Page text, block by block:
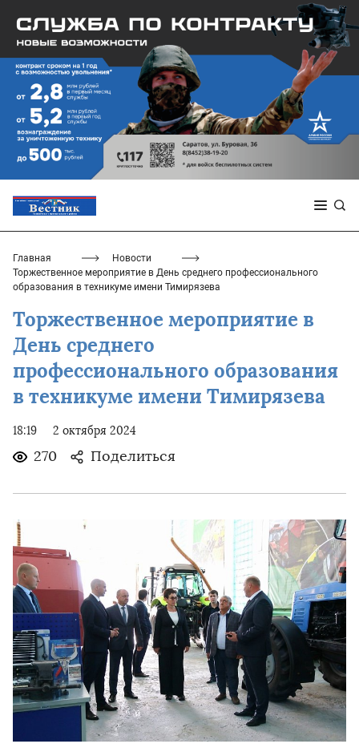
Главная
Новости
Торжественное мероприятие в День среднего профессионального
образования в техникуме имени Тимирязева
Торжественное мероприятие в
День среднего
профессионального образования
в техникуме имени Тимирязева
18:19 2 октября 2024
270 Поделиться